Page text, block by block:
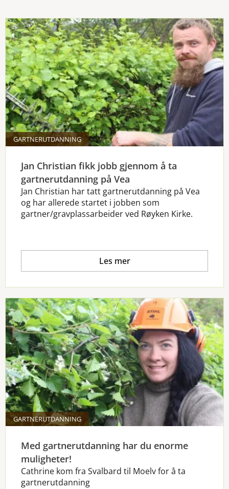
GARTNERUTDANNING
Jan Christian fikk jobb gjennom å ta
gartnerutdanning på Vea
Jan Christian har tatt gartnerutdanning på Vea
og har allerede startet i jobben som
gartner/gravplassarbeider ved Røyken Kirke.
Les mer
GARTNERUTDANNING
Med gartnerutdanning har du enorme
muligheter!
Cathrine kom fra Svalbard til Moelv for å ta
gartnerutdanning